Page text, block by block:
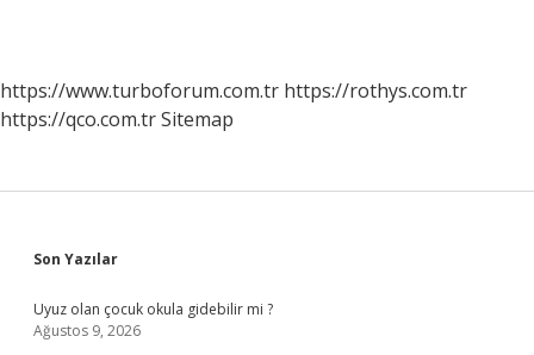
https://www.turboforum.com.tr https://rothys.com.tr
https://qco.com.trSitemap
Sidebar
Son Yazılar
Uyuz olan çocuk okula gidebilir mi ?
Ağustos 9, 2026